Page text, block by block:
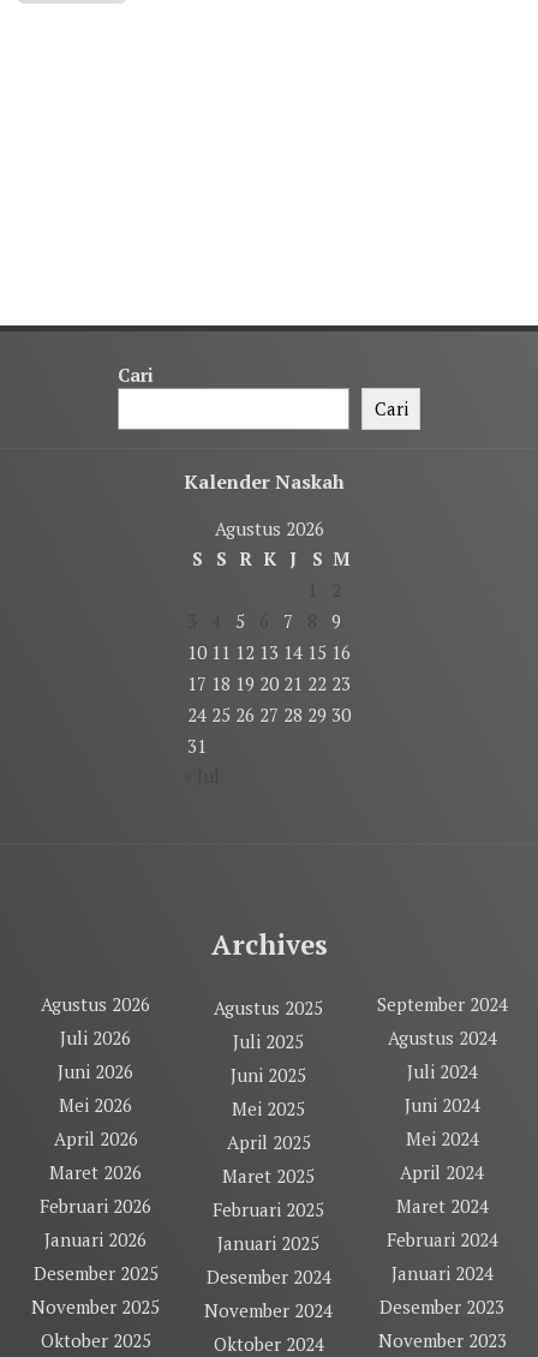
Cari
Cari
Kalender Naskah
Agustus 2026
S
S R K J S M
5 7
9
10 11 12 13 14 15 16
17 18 19 20 21 22 23
24 25 26 27 28 29 30
31
Archives
Agustus 2026
Juli 2026
Juni 2026
Mei 2026
April 2026
Maret 2026
Februari 2026
Januari 2026
Desember 2025
November 2025
Oktober 2025
Agustus 2025
Juli 2025
Juni 2025
Mei 2025
April 2025
Maret 2025
Februari 2025
Januari 2025
Desember 2024
November 2024
Oktober 2024
September 2024
Agustus 2024
Juli 2024
Juni 2024
Mei 2024
April 2024
Maret 2024
Februari 2024
Januari 2024
Desember 2023
November 2023